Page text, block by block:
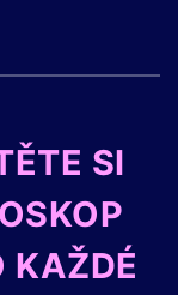
SI
KAŽDÉ